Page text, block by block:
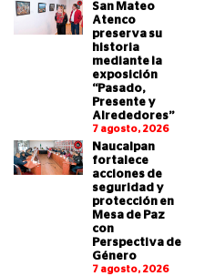
San Mateo
Atenco
preserva su
historia
mediante la
exposición
“Pasado,
Presente y
Alrededores”
7 agosto, 2026
Naucalpan
fortalece
acciones de
seguridad y
protección en
Mesa de Paz
con
Perspectiva de
Género
7 agosto, 2026